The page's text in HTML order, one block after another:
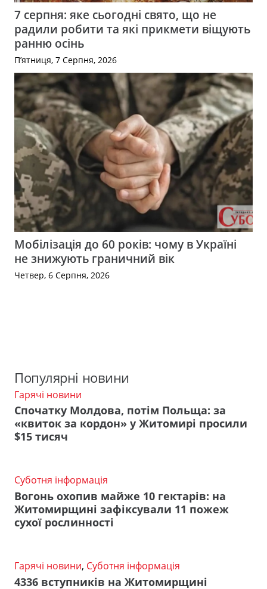
7 серпня: яке сьогодні свято, що не
радили робити та які прикмети віщують
ранню осінь
П’ятниця, 7 Серпня, 2026
Мобілізація до 60 років: чому в Україні
не знижують граничний вік
Четвер, 6 Серпня, 2026
Популярні новини
Гарячі новини
Спочатку Молдова, потім Польща: за
«квиток за кордон» у Житомирі просили
$15 тисяч
Суботня інформація
Вогонь охопив майже 10 гектарів: на
Житомирщині зафіксували 11 пожеж
сухої рослинності
Гарячі новини, Суботня інформація
4336 вступників на Житомирщині